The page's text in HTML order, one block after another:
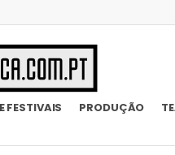
FESTIVAIS PRODUÇÃO